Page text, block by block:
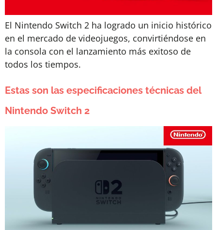
El Nintendo Switch 2 ha logrado un inicio histórico
en el mercado de videojuegos, convirtiéndose en
la consola con el lanzamiento más exitoso de
todos los tiempos.
Estas son las especificaciones técnicas del
Nintendo Switch 2